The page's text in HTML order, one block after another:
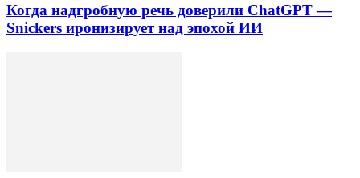
Когда надгробную речь доверили ChatGPT —
Snickers иронизирует над эпохой ИИ